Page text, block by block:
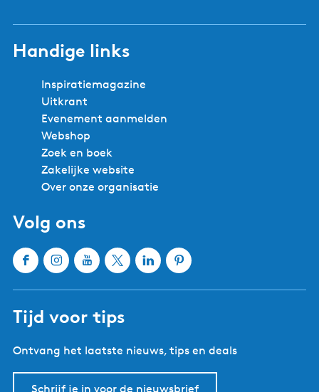
Handige links
Inspiratiemagazine
Uitkrant
Evenement aanmelden
Webshop
Zoek en boek
Zakelijke website
Over onze organisatie
Volg ons
F
e
o
o
I
t
g
r
a
Y
T
b
e
W
X
t
r
l
a
L
d
I
n
P
r
e
s
Tijd voor tips
Ontvang het laatste nieuws, tips en deals
Schrijf je in voor de nieuwsbrief